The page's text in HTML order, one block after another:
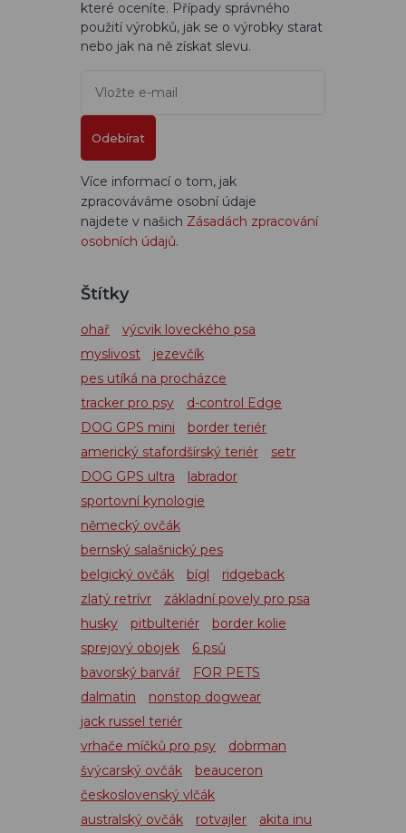
které oceníte. Případy správného
použití výrobků, jak se o výrobky starat
nebo jak na ně získat slevu.
Odebírat
Více informací o tom, jak
zpracováváme osobní údaje
najdete v našich Zásadách zpracování
osobních údajů.
Štítky
ohař
výcvik loveckého psa
myslivost
jezevčík
pes utíká na procházce
tracker pro psy
d-control Edge
DOG GPS mini
border teriér
americký stafordšírský teriér
setr
DOG GPS ultra
labrador
sportovní kynologie
německý ovčák
bernský salašnický pes
belgický ovčák
bígl
ridgeback
zlatý retrívr
základní povely pro psa
husky
pitbulteriér
border kolie
sprejový obojek
6 psů
bavorský barvář
FOR PETS
dalmatin
nonstop dogwear
jack russel teriér
vrhače míčků pro psy
dobrman
švýcarský ovčák
beauceron
československý vlčák
australský ovčák
rotvajler
akita inu